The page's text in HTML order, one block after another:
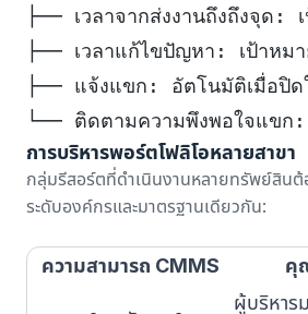
├── เวลาจากส่งงานถึงถึงจุด:
├── เวลาแก้ไขปัญหา: เป้าห
├── แจ้งแขก: อัตโนมัติเมื่อปิด
└── ติดตามความพึงพอใจแขก
การบริหารพอร์ตโฟลิโอหลายสาขา
กลุ่มรีสอร์ตที่ดำเนินงานหลายทรัพย์สินต้
ระดับองค์กรและมาตรฐานเดียวกัน:
ความสามารถ CMMS คุ
ผู้บริหาร